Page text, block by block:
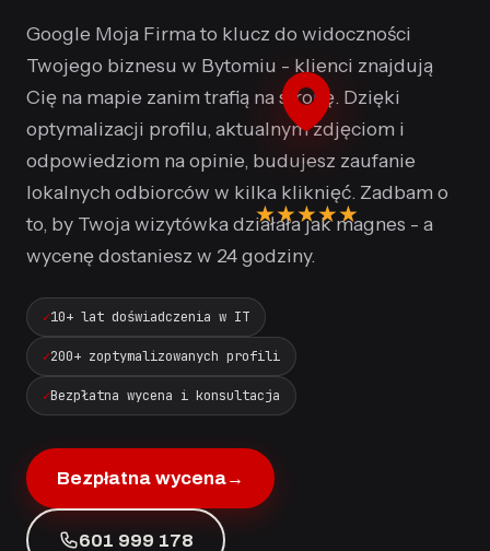
★ ★★★★
Google Moja Firma to klucz do widoczności
Twojego biznesu w Bytomiu - klienci znajdują
Cię na mapie zanim trafią na stronę. Dzięki
optymalizacji profilu, aktualnym zdjęciom i
odpowiedziom na opinie, budujesz zaufanie
lokalnych odbiorców w kilka kliknięć. Zadbam o
to, by Twoja wizytówka działała jak magnes - a
wycenę dostaniesz w 24 godziny.
10+ lat doświadczenia w IT
200+ zoptymalizowanych profili
Bezpłatna wycena i konsultacja
Bezpłatna wycena→
601 999 178